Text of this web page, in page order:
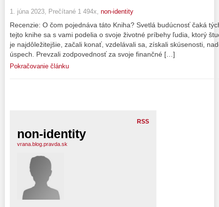
1. júna 2023, Prečítané 1 494x, non-identity
Recenzie: O čom pojednáva táto Kniha? Svetlá budúcnosť čaká
tejto knihe sa s vami podelia o svoje životné príbehy ľudia, ktorý
je najdôležitejšie, začali konať, vzdelávali sa, získali skúsenosti,
úspech. Prevzali zodpovednosť za svoje finančné […]
Pokračovanie článku
RSS
non-identity
vrana.blog.pravda.sk